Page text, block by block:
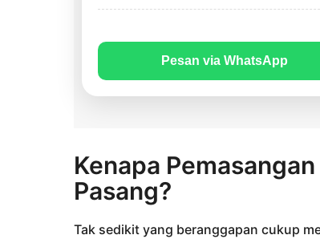
Pesan via WhatsApp
Kenapa
Pasang?
Tak sedikit yang beranggapan cukup